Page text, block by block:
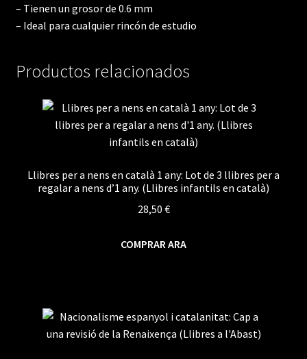
– Tienen un grosor de 0.6 mm
– Ideal para cualquier rincón de estudio
Productos relacionados
Llibres per a nens en català 1 any: Lot de 3 llibres per a
regalar a nens d’1 any. (Llibres infantils en català)
28,50 €
COMPRAR ARA